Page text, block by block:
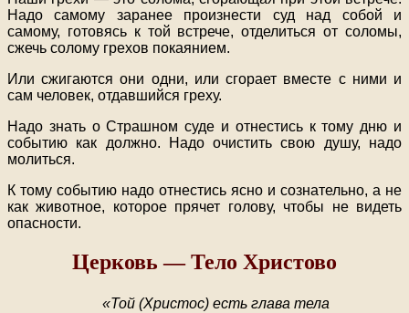
Надо самому заранее произнести суд над собой и
самому, готовясь к той встрече, отделиться от соломы,
сжечь солому грехов покаянием.
Или сжигаются они одни, или сгорает вместе с ними и
сам человек, отдавшийся греху.
Надо знать о Страшном суде и отнестись к тому дню и
событию как должно. Надо очистить свою душу, надо
молиться.
К тому событию надо отнестись ясно и сознательно, а не
как животное, которое прячет голову, чтобы не видеть
опасности.
Церковь — Тело Христово
«Той (Христос) есть глава тела